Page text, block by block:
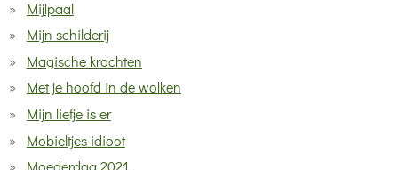
Mijlpaal
Mijn schilderij
Magische krachten
Met je hoofd in de wolken
Mijn liefje is er
Mobieltjes idioot
Moederdag 2021